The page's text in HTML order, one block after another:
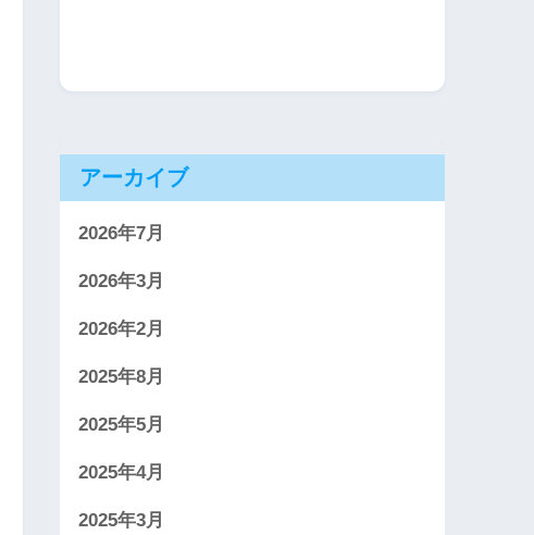
アーカイブ
2026年7月
2026年3月
2026年2月
2025年8月
2025年5月
2025年4月
2025年3月